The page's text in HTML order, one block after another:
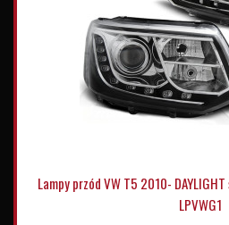
Lampy przód VW T5 2010-
LPVWG1